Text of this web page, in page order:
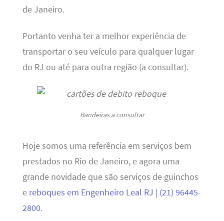
de Janeiro.
Portanto venha ter a melhor experiência de
transportar o seu veículo para qualquer lugar
do RJ ou até para outra região (a consultar).
Bandeiras a consultar
Hoje somos uma referência em serviços bem
prestados no Rio de Janeiro, e agora uma
grande novidade que são serviços de guinchos
e reboques em Engenheiro Leal RJ | (21) 96445-
2800.